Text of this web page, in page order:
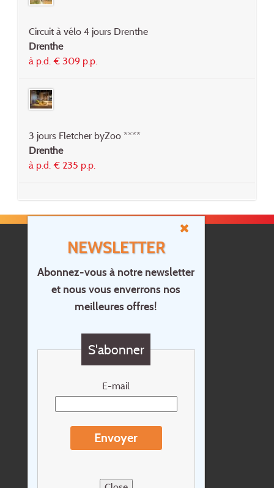
NEWSLETTER
Abonnez-vous à notre newsletter
et nous vous enverrons nos
meilleures offres!
S'abonner
E-mail
Envoyer
Circuit à vélo 4 jours Drenthe
Drenthe
à p.d. € 309 p.p.
3 jours Fletcher byZoo ****
Drenthe
à p.d. € 235 p.p.
Accueil
Contact
Questions?
Newsletter
Conditions de voyage
Sitemap